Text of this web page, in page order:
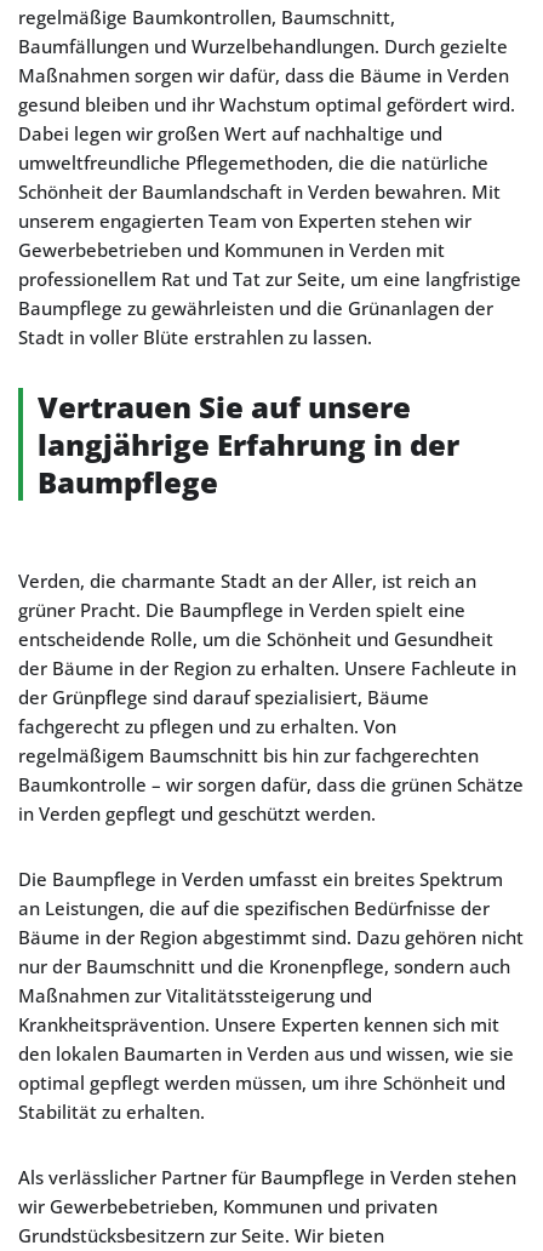
regelmäßige Baumkontrollen, Baumschnitt,
Baumfällungen und Wurzelbehandlungen. Durch gezielte
Maßnahmen sorgen wir dafür, dass die Bäume in Verden
gesund bleiben und ihr Wachstum optimal gefördert wird.
Dabei legen wir großen Wert auf nachhaltige und
umweltfreundliche Pflegemethoden, die die natürliche
Schönheit der Baumlandschaft in Verden bewahren. Mit
unserem engagierten Team von Experten stehen wir
Gewerbebetrieben und Kommunen in Verden mit
professionellem Rat und Tat zur Seite, um eine langfristige
Baumpflege zu gewährleisten und die Grünanlagen der
Stadt in voller Blüte erstrahlen zu lassen.
Vertrauen Sie auf unsere
langjährige Erfahrung in der
Baumpflege
Verden, die charmante Stadt an der Aller, ist reich an
grüner Pracht. Die Baumpflege in Verden spielt eine
entscheidende Rolle, um die Schönheit und Gesundheit
der Bäume in der Region zu erhalten. Unsere Fachleute in
der Grünpflege sind darauf spezialisiert, Bäume
fachgerecht zu pflegen und zu erhalten. Von
regelmäßigem Baumschnitt bis hin zur fachgerechten
Baumkontrolle – wir sorgen dafür, dass die grünen Schätze
in Verden gepflegt und geschützt werden.
Die Baumpflege in Verden umfasst ein breites Spektrum
an Leistungen, die auf die spezifischen Bedürfnisse der
Bäume in der Region abgestimmt sind. Dazu gehören nicht
nur der Baumschnitt und die Kronenpflege, sondern auch
Maßnahmen zur Vitalitätssteigerung und
Krankheitsprävention. Unsere Experten kennen sich mit
den lokalen Baumarten in Verden aus und wissen, wie sie
optimal gepflegt werden müssen, um ihre Schönheit und
Stabilität zu erhalten.
Als verlässlicher Partner für Baumpflege in Verden stehen
wir Gewerbebetrieben, Kommunen und privaten
Grundstücksbesitzern zur Seite. Wir bieten